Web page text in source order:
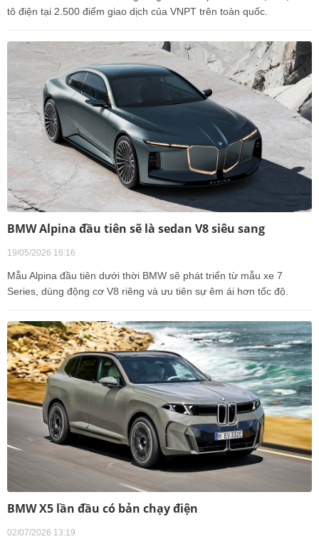
tô điện tại 2.500 điểm giao dịch của VNPT trên toàn quốc.
BMW Alpina đầu tiên sẽ là sedan V8 siêu sang
19/05/2026 16:16
Mẫu Alpina đầu tiên dưới thời BMW sẽ phát triển từ mẫu xe 7
Series, dùng động cơ V8 riêng và ưu tiên sự êm ái hơn tốc độ.
BMW X5 lần đầu có bản chạy điện
02/07/2026 13:19